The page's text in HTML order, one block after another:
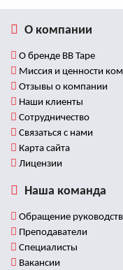
О компании
О бренде BB Tape
Миссия и ценности
Отзывы о компании
Наши клиенты
Сотрудничество
Связаться с нами
Карта сайта
Лицензии
Наша команда
Обращение
Преподаватели
Специалисты
Вакансии